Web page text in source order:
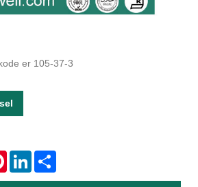
er 105-37-3
PinterestLinkedIn